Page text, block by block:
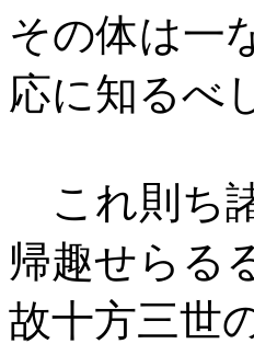
その体は一
応に知るべ
これ則ち
帰趣せらる
故十方三世